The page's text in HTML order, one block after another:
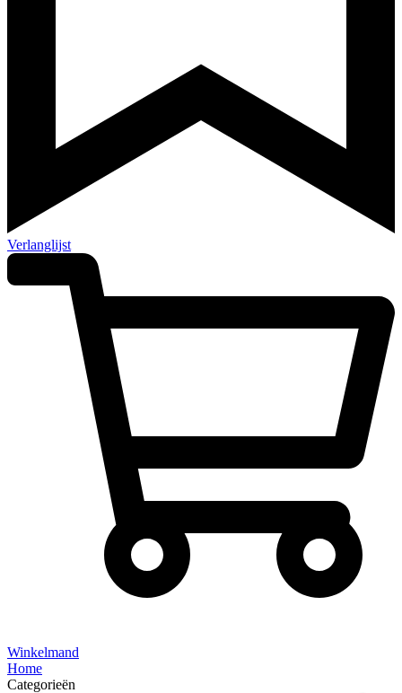
Verlanglijst
Winkelmand
Home
Categorieën